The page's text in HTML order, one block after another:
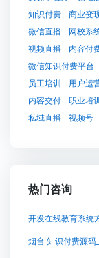
知识付费
商业变
微信直播
网校系
视频直播
内容付
微信知识付费平台
员工培训
用户运
内容交付
职业培训
私域直播
视频号
热门咨询
开发在线教育系统